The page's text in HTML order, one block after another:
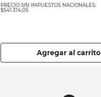
PRECIO SIN IMPUESTOS NACIONALES:
$541.314,05
Agregar al carrito